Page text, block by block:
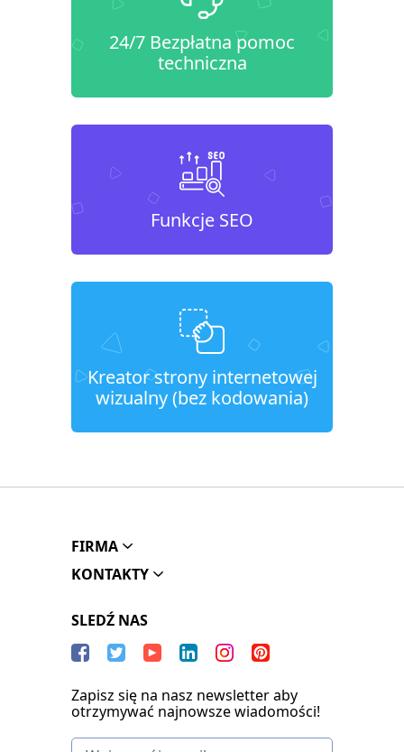
24/7 Bezpłatna pomoc
techniczna
Funkcje SEO
Kreator strony internetowej
wizualny (bez kodowania)
FIRMA
KONTAKTY
SLEDŹ NAS
Zapisz się na nasz newsletter aby
otrzymywać najnowsze wiadomości!